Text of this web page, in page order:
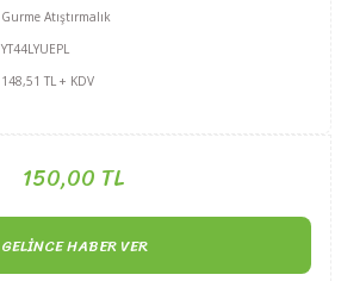
Gurme Atıştırmalık
YT44LYUEPL
148,51 TL + KDV
150,00 TL
GELINCE HABER VER